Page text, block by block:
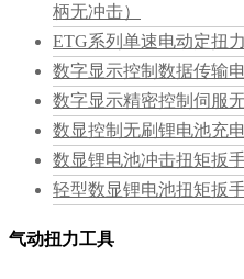
柄无冲击）
ETG系列单速电动定扭
数字显示控制数据传输
数字显示精密控制伺服
数显控制无刷锂电池充
数显锂电池冲击扭矩扳
轻型数显锂电池扭矩扳手
气动扭力工具